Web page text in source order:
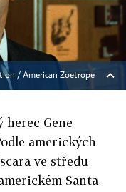
/ American Zoetrope
herec Gene
amerických
ve středu
Santa